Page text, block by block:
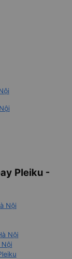
Pleiku -
Nội
Nội
Nội